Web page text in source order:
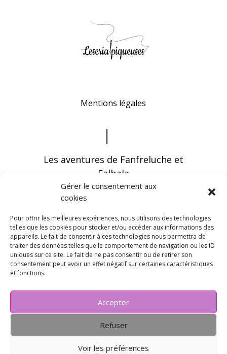
Gérer le consentement aux
cookies
Pour offrir les meilleures expériences, nous utilisons des technologies
telles que les cookies pour stocker et/ou accéder aux informations des
appareils. Le fait de consentir à ces technologies nous permettra de
traiter des données telles que le comportement de navigation ou les ID
uniques sur ce site. Le fait de ne pas consentir ou de retirer son
consentement peut avoir un effet négatif sur certaines caractéristiques
et fonctions.
Accepter
Refuser
Voir les préférences
Mentions légales
Les aventures de Fanfreluche et
Falbala
Vous pouvez recevoir les dernières infos en
vous abonnant à notre newsletter